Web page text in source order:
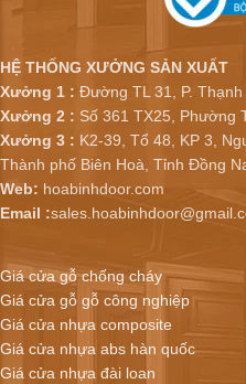
HỆ THỐNG XƯỞNG SẢN XUẤT
Xưởng 1 : Đường TL 31, P.
Xưởng 2 : Số 361 TX25, Phường
Xưởng 3 : K2-39, Tổ 48, KP 3,
Thành phố Biên Hoà, Tỉnh Đồng
Web: hoabinhdoor.com
Email :
Giá cửa gỗ chống cháy
Giá cửa gỗ gỗ công nghiệp
Giá cửa nhựa composite
Giá cửa nhựa abs hàn quốc
Giá cửa nhựa đài loan